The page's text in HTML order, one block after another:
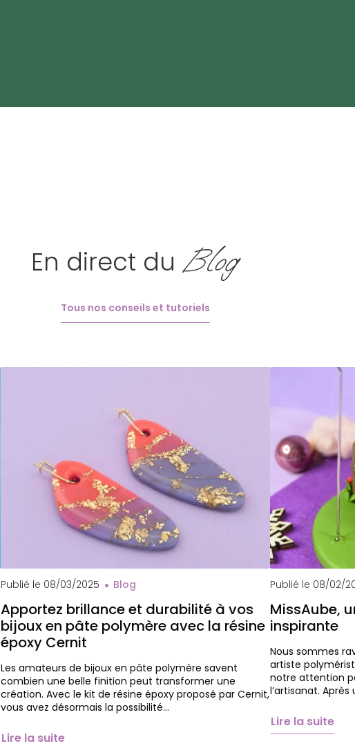
En direct du Blog
Tous nos conseils et tutoriels
Publié le 08/03/2025 Blog
Apportez brillance et durabilité à vos
bijoux en pâte polymère avec la résine
époxy Cernit
Les amateurs de bijoux en pâte polymère savent
combien une belle finition peut transformer une
création. Avec le kit de résine époxy proposé par Cernit,
vous avez désormais la possibilité…
Lire la suite
Cheval MissAube
Publié le 08/02/
MissAube,
inspirante
Nous sommes
artiste
notre attention
l’artisanat.
Lire la suite